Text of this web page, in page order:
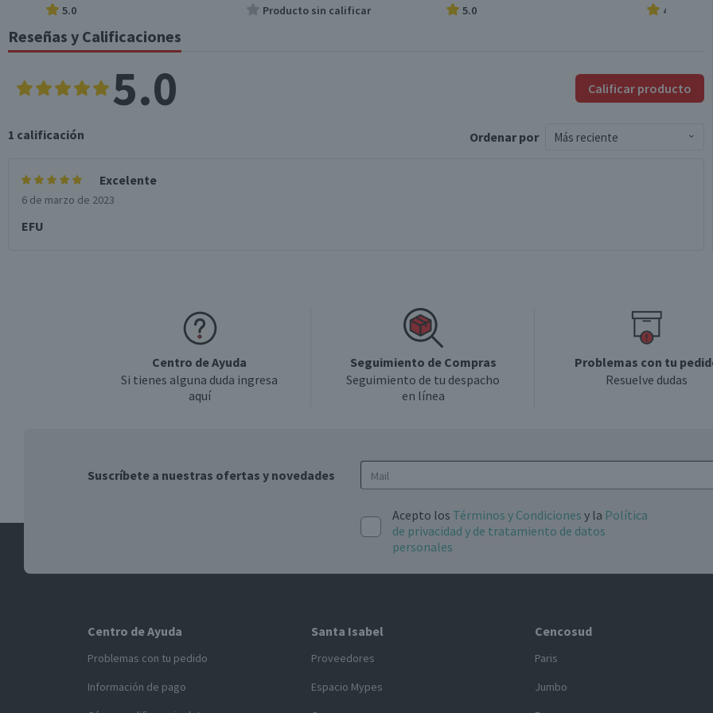
5.0 Producto sin calificar 5.0 4.0
Reseñas y Calificaciones
5.0 Calificar producto
1 calificación Ordenar por Más reciente
Excelente
6 de marzo de 2023
EFU
Centro de Ayuda
Si tienes alguna duda ingresa
aquí
Seguimiento de Compras
Seguimiento de tu despacho
en línea
Problemas con tu
Resuelve dudas
Suscríbete a nuestras ofertas y novedades
Acepto los Términos y Condiciones y la Política
de privacidad y de tratamiento de datos
personales
Centro de Ayuda
Problemas con tu pedido
Información de pago
Santa Isabel
Proveedores
Espacio Mypes
Cencosud
Paris
Jumbo